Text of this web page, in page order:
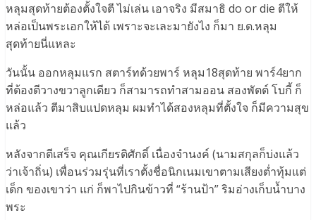
หลุมสุดท้ายต้องตั้งใจตี ไม่เล่น เอาจริง มีสมาธิ do or die ตีให้
หล่อเป็นพระเอกให้ได้ เพราะจะเละมายังไง ก็มา ย.ด.หลุม
สุดท้ายนี่แหละ
วันนั้น ออกหลุมแรก สตาร์ทด้วยพาร์ หลุม18สุดท้าย พาร์4ยาก
ที่ต้องตีวางขวาลูกเดียว ก็สามารถทำสามออน สองพัตต์ โบกี้ ก็
หล่อแล้ว ตีมาสิบแปดหลุม ผมทำได้สองหลุมที่ตั้งใจ ก็มีความสุข
แล้ว
หลังจากตีเสร็จ คุณเกียรติศักดิ์ เนื่องจำนงค์ (นามสกุลก็บ่งแล้ว
ว่าเจ้าถิ่น) เพื่อนร่วมรุ่นที่เราตั้งชื่อนิกเนมเขาตามเสียงต่ำทุ้มแต่
เด็ก ของเขาว่า แก่ ก็พาไปกินข้าวที่ “ร้านป้า” ริมอ่างเก็บน้ำบาง
พระ